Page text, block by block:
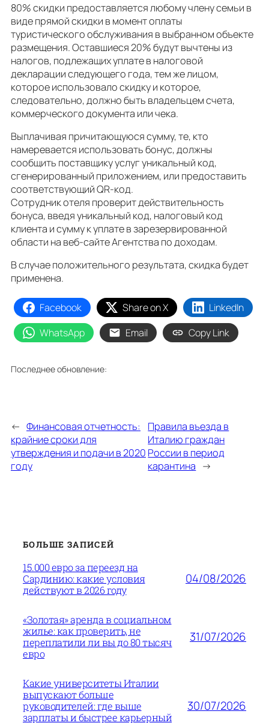
80% скидки предоставляется любому члену семьи в
виде прямой скидки в момент оплаты
туристического обслуживания в выбранном объекте
размещения. Оставшиеся 20% будут вычтены из
налогов, подлежащих уплате в налоговой
декларации следующего года, тем же лицом,
которое использовало скидку и которое,
следовательно, должно быть владельцем счета,
коммерческого документа или чека.
Выплачивая причитающуюся сумму, те, кто
намеревается использовать бонус, должны
сообщить поставщику услуг уникальный код,
сгенерированный приложением, или предоставить
соответствующий QR-код.
Сотрудник отеля проверит действительность
бонуса, введя уникальный код, налоговый код
клиента и сумму к уплате в зарезервированной
области на веб-сайте Агентства по доходам.
В случае положительного результата, скидка будет
применена.
Facebook Share on X
LinkedIn
WhatsApp
Email Copy Link
Последнее обновление:
← Финансовая отчетность:
крайние сроки для
утверждения и подачи в 2020
году
Правила въезда в
Италию граждан
России в период
карантина →
БОЛЬШЕ ЗАПИСЕЙ
15.000 евро за переезд на
Сардинию: какие условия
действуют в 2026 году
04/08/2026
«Золотая» аренда в социальном
жилье: как проверить, не
переплатили ли вы до 80 тысяч
евро
31/07/2026
Какие университеты Италии
выпускают больше
руководителей: где выше
зарплаты и быстрее карьерный
30/07/2026